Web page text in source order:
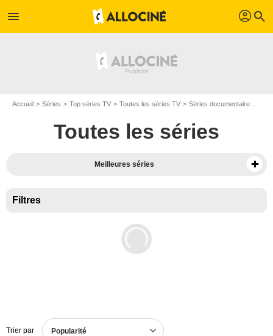
menu profil search
Accueil Séries Top séries TV Toutes les séries TV Séries documentaire
Toutes les séries
Meilleures séries
Filtres
Trier par Popularité